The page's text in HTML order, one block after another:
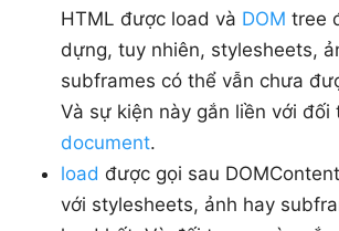
HTML được load và DOM tree
dựng, tuy nhiên, stylesheets,
subframes có thể vẫn chưa
Và sự kiện này gắn liền với đối
document.
load được gọi sau
với stylesheets, ảnh hay